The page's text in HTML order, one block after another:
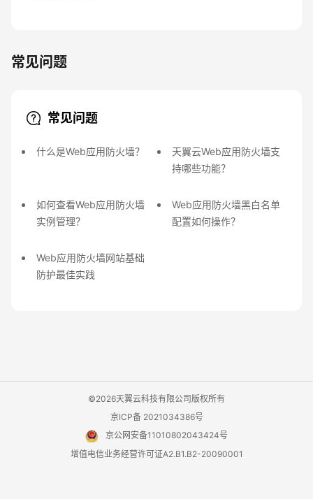
常见问题
常见问题
什么是Web应用防火墙？
天翼云Web应用防火墙支
持哪些功能？
如何查看Web应用防火墙
实例管理？
Web应用防火墙黑白名单
配置如何操作？
Web应用防火墙网站基础
防护最佳实践
©2026天翼云科技有限公司版权所有
京ICP备 2021034386号
京公网安备11010802043424号
增值电信业务经营许可证A2.B1.B2-20090001